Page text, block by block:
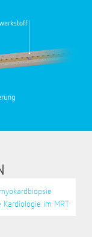
im MRT